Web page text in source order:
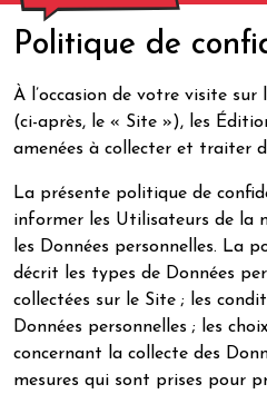
Politique de
À l’occasion de votre visite sur
(ci-après, le « Site »), les
amenées à collecter et traiter
La présente politique de
informer les Utilisateurs de la
les Données personnelles. La
décrit les types de Données
collectées sur le Site ; les
Données personnelles ; les
concernant la collecte des
mesures qui sont prises pour